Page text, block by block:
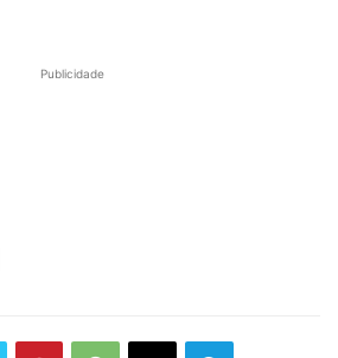
Publicidade